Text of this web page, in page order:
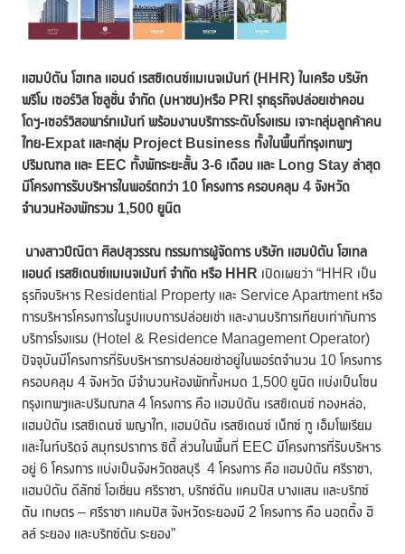
แฮมป์ตัน โฮเทล แอนด์ เรสซิเดนซ์แมเนจเม้นท์ (HHR) ในเครือ บริษัท
พรีโม เซอร์วิส โซลูชั่น จำกัด (มหาชน)หรือ PRI รุกธุรกิจปล่อยเช่าคอน
โดฯ-เซอร์วิสอพาร์ทเม้นท์ พร้อมงานบริการระดับโรงแรม เจาะกลุ่มลูกค้าคน
ไทย-Expat และกลุ่ม Project Business ทั้งในพื้นที่กรุงเทพฯ
ปริมณฑล และ EEC ทั้งพักระยะสั้น 3-6 เดือน และ Long Stay ล่าสุด
มีโครงการรับบริหารในพอร์ตกว่า 10 โครงการ ครอบคลุม 4 จังหวัด
จำนวนห้องพักรวม 1,500 ยูนิต
นางสาวปีณิตา ศิลปสุวรรณ กรรมการผู้จัดการ บริษัท แฮมป์ตัน โฮเทล
แอนด์ เรสซิเดนซ์แมเนจเม้นท์ จำกัด หรือ HHR เปิดเผยว่า “HHR เป็น
ธุรกิจบริหาร Residential Property และ Service Apartment หรือ
การบริหารโครงการในรูปแบบการปล่อยเช่า และงานบริการเทียบเท่ากับการ
บริการโรงแรม (Hotel & Residence Management Operator)
ปัจจุบันมีโครงการที่รับบริหารการปล่อยเช่าอยู่ในพอร์ตจำนวน 10 โครงการ
ครอบคลุม 4 จังหวัด มีจำนวนห้องพักทั้งหมด 1,500 ยูนิต แบ่งเป็นโซน
กรุงเทพฯและปริมณฑล 4 โครงการ คือ แฮมป์ตัน เรสซิเดนซ์ ทองหล่อ,
แฮมป์ตัน เรสซิเดนซ์ พญาไท, แฮมป์ตัน เรสซิเดนซ์ เน็กซ์ ทู เอ็มโพเรียม
และไนท์บริดจ์ สมุทรปราการ ซิตี้ ส่วนในพื้นที่ EEC มีโครงการที่รับบริหาร
อยู่ 6 โครงการ แบ่งเป็นจังหวัดชลบุรี 4 โครงการ คือ แฮมป์ตัน ศรีราชา,
แฮมป์ตัน ดีลักซ์ โอเชี่ยน ศรีราชา, บริกซ์ตัน แคมปัส บางแสน และบริกซ์
ตัน เกษตร – ศรีราชา แคมปัส จังหวัดระยองมี 2 โครงการ คือ นอตติ้ง ฮิ
ลล์ ระยอง และบริกซ์ตัน ระยอง”